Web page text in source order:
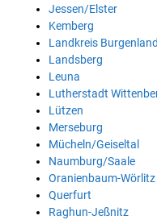
Jessen/Elster
Kemberg
Landkreis
Landsberg
Leuna
Lutherstadt
Lützen
Merseburg
Mücheln/Geiseltal
Naumburg/Saale
Oranienbaum-Wörlitz
Querfurt
Raghun-Jeßnitz